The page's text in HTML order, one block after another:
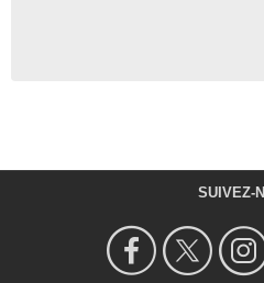
SUIVEZ-